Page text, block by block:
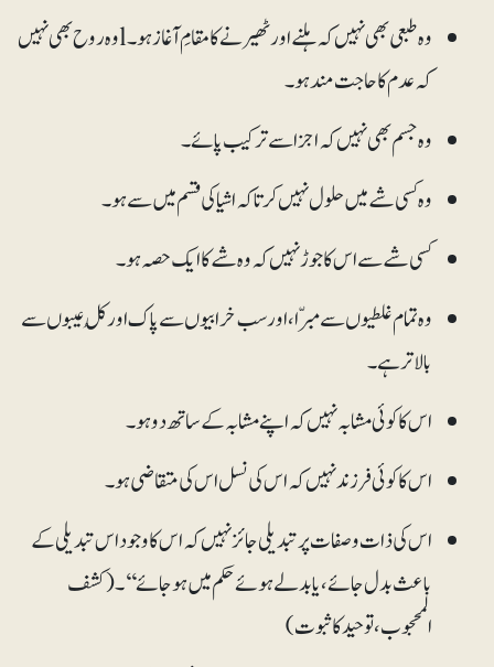
وہ طبعی بھی نہیں کہ ہلنے اور ٹھیرنے کا مقامِ آغاز ہو۔ lوہ روح بھی نہیں
کہ عدم کا حاجت مند ہو۔
وہ جسم بھی نہیں کہ اجزا سے ترکیب پائے۔
وہ کسی شے میں حلول نہیں کرتا کہ اشیا کی قسم میں سے ہو۔
کسی شے سے اس کا جوڑ نہیں کہ وہ شے کا ایک حصہ ہو۔
وہ تمام غلطیوں سے مبرّا ، اور سب خرابیوں سے پاک اور کُل عیبوں سے
بالاتر ہے۔
اس کا کوئی مشابہ نہیں کہ اپنے مشابہ کے ساتھ دو ہو۔
اس کا کوئی فرزند نہیں کہ اس کی نسل اس کی متقاضی ہو۔
اس کی ذات وصفات پر تبدیلی جائز نہیں کہ اس کا وجود اس تبدیلی کے
باعث بدل جائے، یا بدلے ہوئے حکم میں ہوجائے‘‘۔(کشف
المحجوب، توحید کا ثبوت)